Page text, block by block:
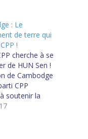
: Le
de terre qui
!
cherche à se
de HUN Sen !
de Cambodge
CPP
soutenir la
sincère avec
les